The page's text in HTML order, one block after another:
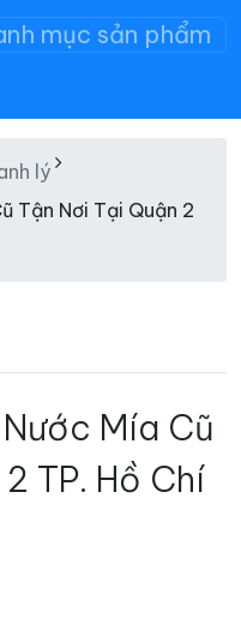
mục sản phẩm
lý
Tận Nơi Tại Quận 2
Mía Cũ
TP. Hồ Chí